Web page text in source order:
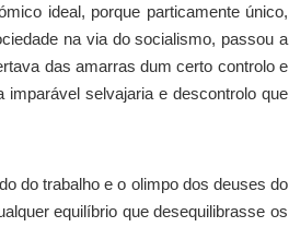
ideal, porque particamente único,
na via do socialismo, passou a
das amarras dum certo controlo e
selvajaria e descontrolo que
do trabalho e o olimpo dos deuses do
equilíbrio que desequilibrasse os